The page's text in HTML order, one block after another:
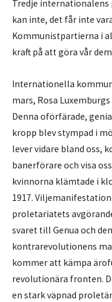
Tredje internationalens
kan inte, det får inte
Kommunistpartierna i
kraft på att göra vår
Internationella
mars, Rosa
Denna oförfärade,
kropp blev stympad i
lever vidare bland oss,
banerförare och visa
kvinnorna klämtade i
1917.
proletariatets
svaret till Genua och
kontrarevolutionens
kommer att kämpa
revolutionära fronten.
en stark väpnad